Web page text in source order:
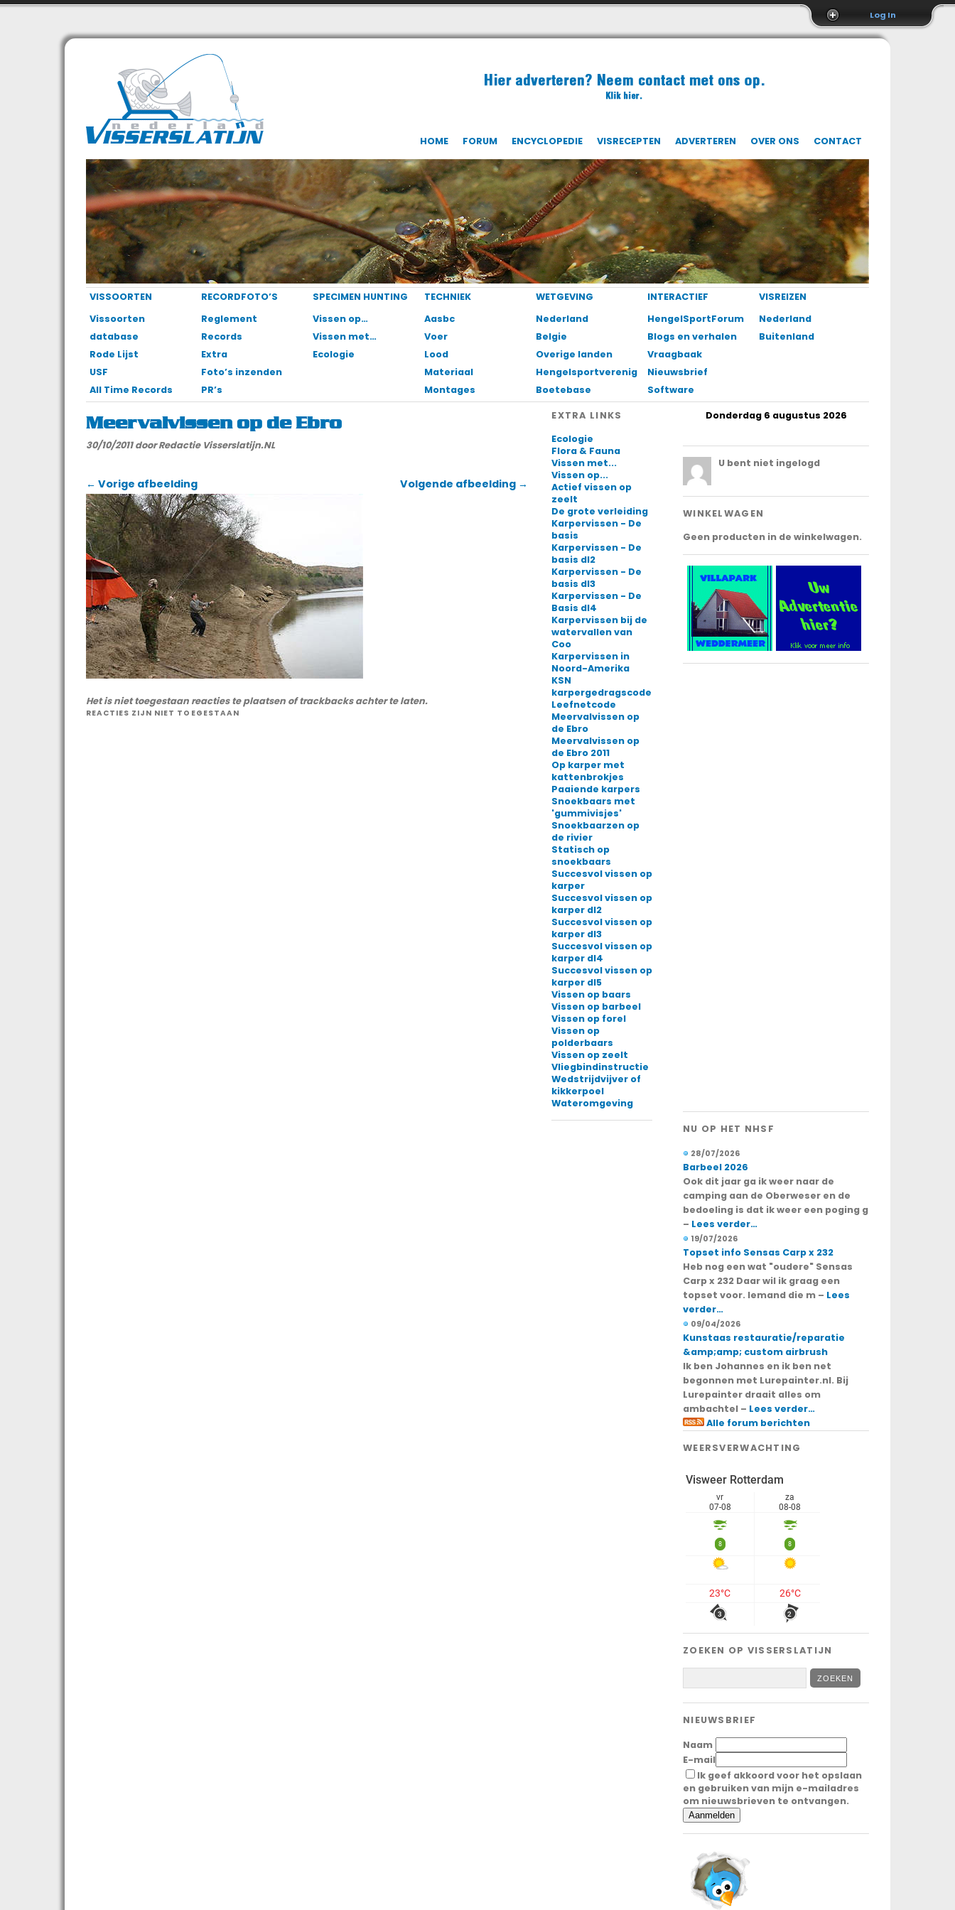
Log In
HOME FORUM ENCYCLOPEDIE VISRECEPTEN ADVERTEREN OVER ONS CONTACT
VISSOORTEN
Vissoorten
database
Rode Lijst
USF
All Time Records
RECORDFOTO’S
Reglement
Records
Extra
Foto’s inzenden
PR’s
SPECIMEN HUNTING
Vissen op…
Vissen met…
Ecologie
TECHNIEK
Aasbc
Voer
Lood
Materiaal
Montages
WETGEVING
Nederland
Belgie
Overige landen
Hengelsportverenigingen
Boetebase
INTERACTIEF
HengelSportForum
Blogs en verhalen
Vraagbaak
Nieuwsbrief
Software
VISREIZEN
Nederland
Buitenland
Meervalvissen op de Ebro
30/10/2011 door Redactie Visserslatijn.NL
← Vorige afbeelding Volgende afbeelding →
Het is niet toegestaan reacties te plaatsen of trackbacks achter te laten.
REACTIES ZIJN NIET TOEGESTAAN
EXTRA LINKS
Ecologie
Flora & Fauna
Vissen met...
Vissen op...
Actief vissen op
zeelt
De grote verleiding
Karpervissen - De
basis
Karpervissen - De
basis dl2
Karpervissen - De
basis dl3
Karpervissen - De
Basis dl4
Karpervissen bij de
watervallen van
Coo
Karpervissen in
Noord-Amerika
KSN
karpergedragscode
Leefnetcode
Meervalvissen op
de Ebro
Meervalvissen op
de Ebro 2011
Op karper met
kattenbrokjes
Paaiende karpers
Snoekbaars met
'gummivisjes'
Snoekbaarzen op
de rivier
Statisch op
snoekbaars
Succesvol vissen op
karper
Succesvol vissen op
karper dl2
Succesvol vissen op
karper dl3
Succesvol vissen op
karper dl4
Succesvol vissen op
karper dl5
Vissen op baars
Vissen op barbeel
Vissen op forel
Vissen op
polderbaars
Vissen op zeelt
Vliegbindinstructie
Wedstrijdvijver of
kikkerpoel
Wateromgeving
Donderdag 6 augustus 2026
U bent niet ingelogd
WINKELWAGEN
Geen producten in de winkelwagen.
NU OP HET NHSF
28/07/2026
Barbeel 2026
Ook dit jaar ga ik weer naar de
camping aan de Oberweser en de
bedoeling is dat ik weer een poging g
– Lees verder…
19/07/2026
Topset info Sensas Carp x 232
Heb nog een wat "oudere" Sensas
Carp x 232 Daar wil ik graag een
topset voor. Iemand die m – Lees
verder…
09/04/2026
Kunstaas restauratie/reparatie
&amp;amp; custom airbrush
Ik ben Johannes en ik ben net
begonnen met Lurepainter.nl. Bij
Lurepainter draait alles om
ambachtel – Lees verder…
Alle forum berichten
WEERSVERWACHTING
ZOEKEN OP VISSERSLATIJN
NIEUWSBRIEF
Naam
E-mail
Ik geef akkoord voor het opslaan
en gebruiken van mijn e-mailadres
om nieuwsbrieven te ontvangen.